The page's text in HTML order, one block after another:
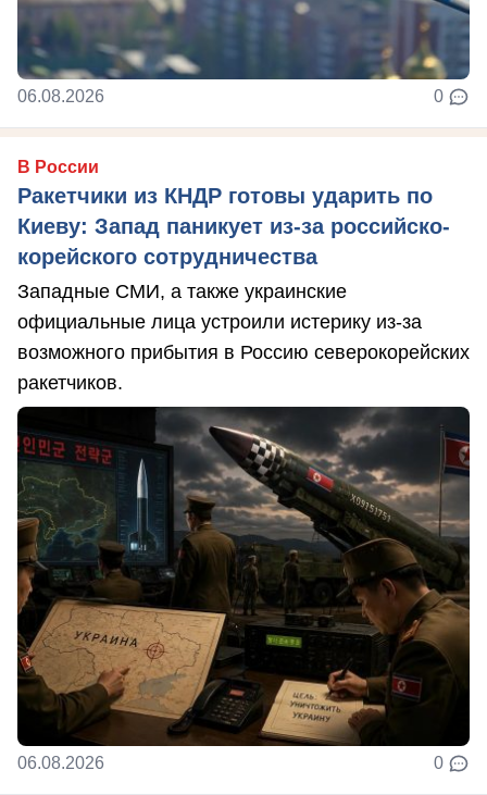
06.08.2026 0
В России
Ракетчики из КНДР готовы ударить по
Киеву: Запад паникует из-за российско-
корейского сотрудничества
Западные СМИ, а также украинские
официальные лица устроили истерику из-за
возможного прибытия в Россию северокорейских
ракетчиков.
06.08.2026 0